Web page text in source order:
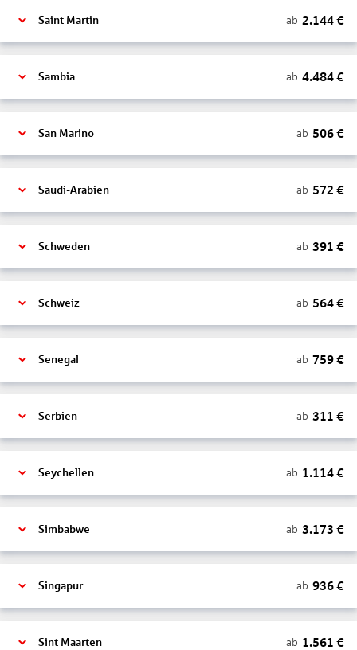
Saint Martin ab 2.144€
Sambia ab 4.484€
San Marino ab 506€
Saudi-Arabien ab 572 €
Schweden ab 391 €
Schweiz ab 564€
Senegal ab 759€
Serbien ab 311 €
Seychellen ab 1.114€
Simbabwe ab 3.173 €
Singapur ab 936€
Sint Maarten ab 1.561 €